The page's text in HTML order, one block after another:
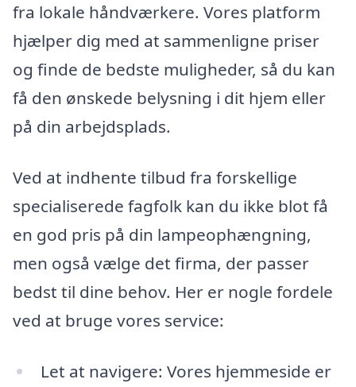
fra lokale håndværkere. Vores platform
hjælper dig med at sammenligne priser
og finde de bedste muligheder, så du kan
få den ønskede belysning i dit hjem eller
på din arbejdsplads.
Ved at indhente tilbud fra forskellige
specialiserede fagfolk kan du ikke blot få
en god pris på din lampeophængning,
men også vælge det firma, der passer
bedst til dine behov. Her er nogle fordele
ved at bruge vores service:
Let at navigere: Vores hjemmeside er